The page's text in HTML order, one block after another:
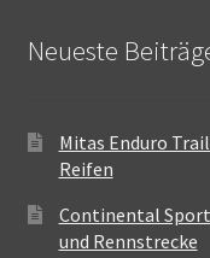
Neueste
Mitas Enduro
Reifen
Continental
und Rennstrecke